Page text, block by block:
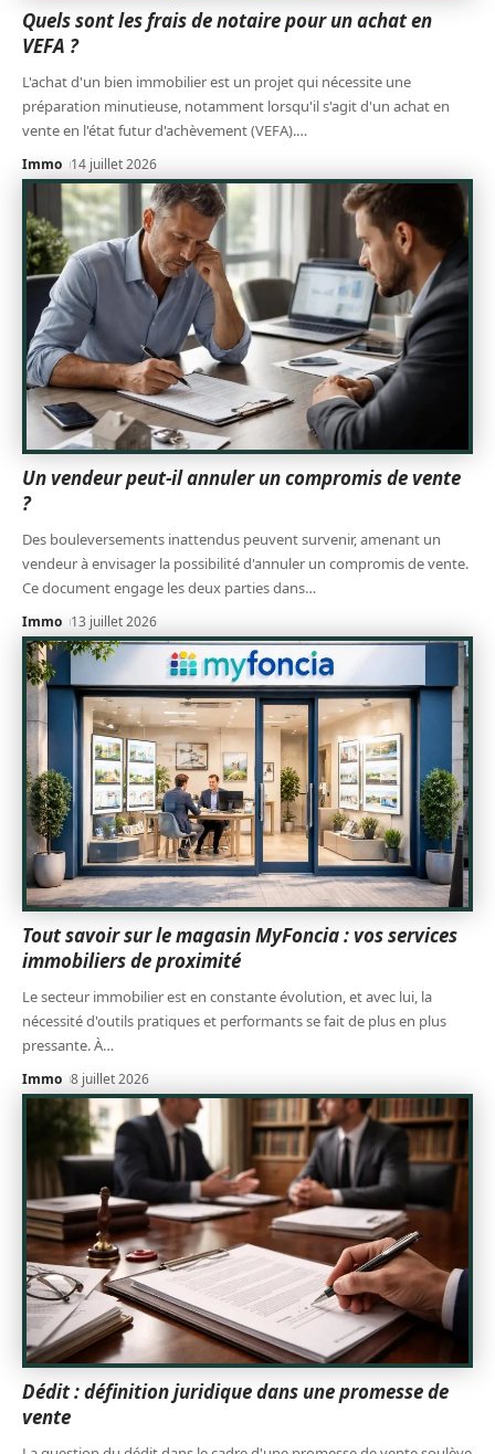
Quels sont les frais de notaire pour un achat en
VEFA ?
L'achat d'un bien immobilier est un projet qui nécessite une
préparation minutieuse, notamment lorsqu'il s'agit d'un achat en
vente en l'état futur d'achèvement (VEFA).…
Immo 14 juillet 2026
Un vendeur peut-il annuler un compromis de vente
?
Des bouleversements inattendus peuvent survenir, amenant un
vendeur à envisager la possibilité d'annuler un compromis de vente.
Ce document engage les deux parties dans…
Immo 13 juillet 2026
Tout savoir sur le magasin MyFoncia : vos services
immobiliers de proximité
Le secteur immobilier est en constante évolution, et avec lui, la
nécessité d'outils pratiques et performants se fait de plus en plus
pressante. À…
Immo 8 juillet 2026
Dédit : définition juridique dans une promesse de
vente